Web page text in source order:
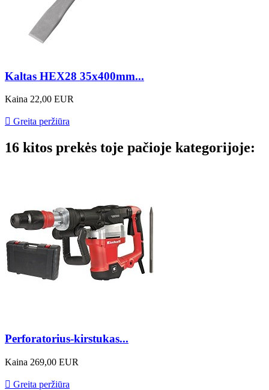
Kaltas HEX28 35x400mm...
Kaina 22,00 EUR
 Greita peržiūra
16 kitos prekės toje pačioje kategorijoje:
Perforatorius-kirstukas...
Kaina 269,00 EUR
 Greita peržiūra